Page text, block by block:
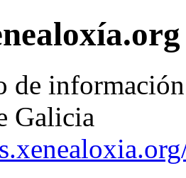
de
Galicia